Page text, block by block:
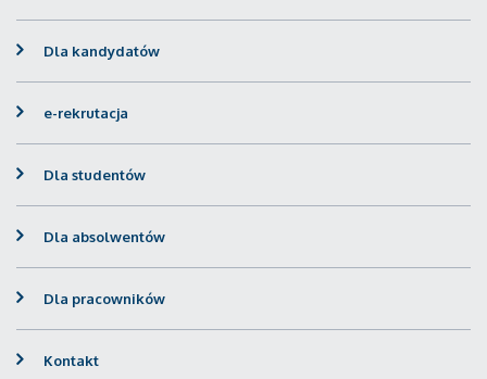
Dla kandydatów
e-rekrutacja
Dla studentów
Dla absolwentów
Dla pracowników
Kontakt